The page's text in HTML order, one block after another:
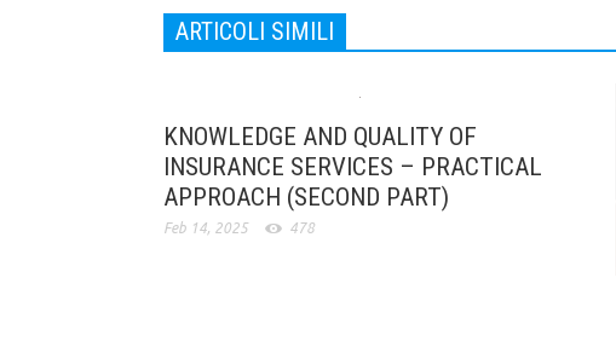
ARTICOLI SIMILI
KNOWLEDGE AND QUALITY OF
INSURANCE SERVICES – PRACTICAL
APPROACH (SECOND PART)
Feb 14, 2025 478